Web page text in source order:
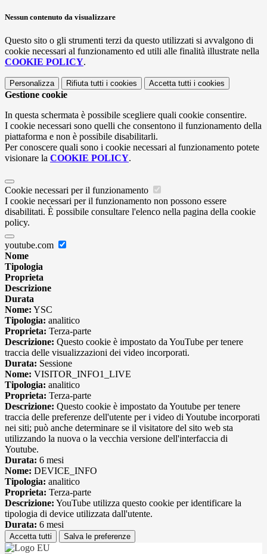
Nessun contenuto da visualizzare
Questo sito o gli strumenti terzi da questo utilizzati si avvalgono di
cookie necessari al funzionamento ed utili alle finalità illustrate nella
COOKIE POLICY.
Personalizza Rifiuta tutti i cookies Accetta tutti i cookies
Gestione cookie
In questa schermata è possibile scegliere quali cookie consentire.
I cookie necessari sono quelli che consentono il funzionamento della
piattaforma e non è possibile disabilitarli.
Per conoscere quali sono i cookie necessari al funzionamento potete
visionare la COOKIE POLICY.
Cookie necessari per il funzionamento
I cookie necessari per il funzionamento non possono essere
disabilitati. È possibile consultare l'elenco nella pagina della cookie
policy.
youtube.com
Nome
Tipologia
Proprieta
Descrizione
Durata
Nome: YSC
Tipologia: analitico
Proprieta: Terza-parte
Descrizione: Questo cookie è impostato da YouTube per tenere
traccia delle visualizzazioni dei video incorporati.
Durata: Sessione
Nome: VISITOR_INFO1_LIVE
Tipologia: analitico
Proprieta: Terza-parte
Descrizione: Questo cookie è impostato da Youtube per tenere
traccia delle preferenze dell'utente per i video di Youtube incorporati
nei siti; può anche determinare se il visitatore del sito web sta
utilizzando la nuova o la vecchia versione dell'interfaccia di
Youtube.
Durata: 6 mesi
Nome: DEVICE_INFO
Tipologia: analitico
Proprieta: Terza-parte
Descrizione: YouTube utilizza questo cookie per identificare la
tipologia di device utilizzata dall'utente.
Durata: 6 mesi
Accetta tutti Salva le preferenze